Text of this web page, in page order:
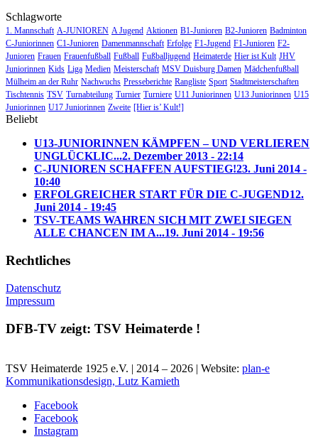
Schlagworte
1. Mannschaft A-JUNIOREN A Jugend Aktionen B1-Junioren B2-Junioren Badminton
C-Juniorinnen C1-Junioren Damenmannschaft Erfolge F1-Jugend F1-Junioren F2-
Junioren Frauen Frauenfußball Fußball Fußballjugend Heimaterde Hier ist Kult JHV
Juniorinnen Kids Liga Medien Meisterschaft MSV Duisburg Damen Mädchenfußball
Mülheim an der Ruhr Nachwuchs Presseberichte Rangliste Sport Stadtmeisterschaften
Tischtennis TSV Turnabteilung Turnier Turniere U11 Juniorinnen U13 Juniorinnen U15
Juniorinnen U17 Juniorinnen Zweite [Hier is’ Kult!]
Beliebt
U13-JUNIORINNEN KÄMPFEN – UND VERLIEREN
UNGLÜCKLIC...2. Dezember 2013 - 22:14
C-JUNIOREN SCHAFFEN AUFSTIEG!23. Juni 2014 -
10:40
ERFOLGREICHER START FÜR DIE C-JUGEND12.
Juni 2014 - 19:45
TSV-TEAMS WAHREN SICH MIT ZWEI SIEGEN
ALLE CHANCEN IM A...19. Juni 2014 - 19:56
Rechtliches
Datenschutz
Impressum
DFB-TV zeigt: TSV Heimaterde !
TSV Heimaterde 1925 e.V. | 2014 – 2026 | Website: plan-e
Kommunikationsdesign, Lutz Kamieth
Facebook
Facebook
Instagram